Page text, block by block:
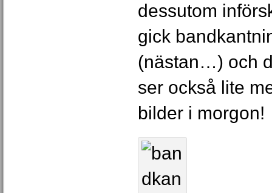
dessutom
gick
(nästan…) och
ser också lite
bilder i morgon!